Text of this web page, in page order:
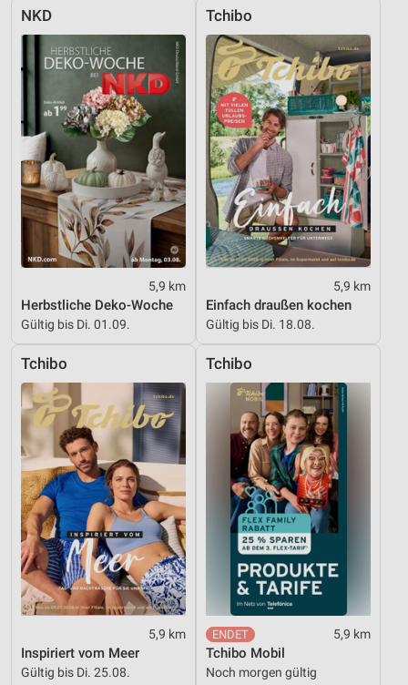
NKD
5,9 km
Herbstliche Deko-Woche
Gültig bis Di. 01.09.
Tchibo
5,9 km
Einfach draußen kochen
Gültig bis Di. 18.08.
Tchibo
5,9 km
Inspiriert vom Meer
Gültig bis Di. 25.08.
Tchibo
5,9 km
Tchibo Mobil
Noch morgen gültig